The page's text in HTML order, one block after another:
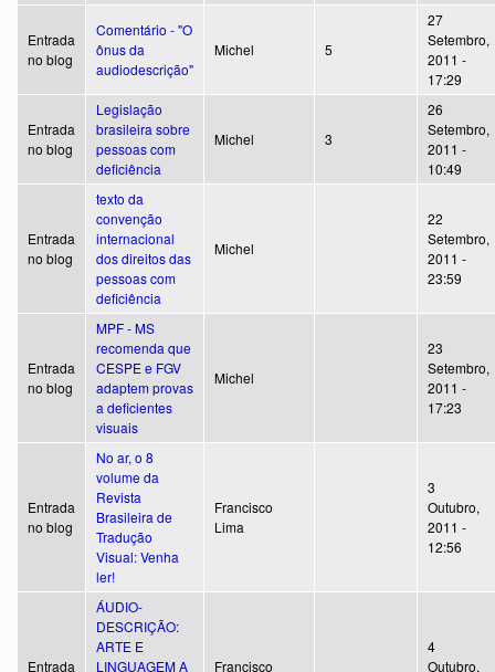
Entrada
no blog
Comentário - "O
ônus da
audiodescrição"
Michel 5
27
Setembro,
2011 -
17:29
Entrada
no blog
Legislação
brasileira sobre
pessoas com
deficiência
Michel 3
26
Setembro,
2011 -
10:49
Entrada
no blog
texto da
convenção
internacional
dos direitos das
pessoas com
deficiência
Michel
22
Setembro,
2011 -
23:59
Entrada
no blog
MPF - MS
recomenda que
CESPE e FGV
adaptem provas
a deficientes
visuais
Michel
23
Setembro,
2011 -
17:23
Entrada
no blog
No ar, o 8
volume da
Revista
Brasileira de
Tradução
Visual: Venha
ler!
Francisco
Lima
3
Outubro,
2011 -
12:56
Entrada
ÁUDIO-
DESCRIÇÃO:
ARTE E
LINGUAGEM A
Francisco
4
Outubro,